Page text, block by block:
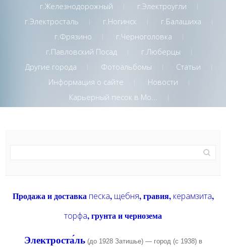
г.Железнодорожный
г.Электроугли
г.Электросталь
г.Ногинск
г.Балашиха
г.Фрязино
г.Черноголовка
г.Павловский Посад
г.Люберцы
Другие города
Фотоальбомы
Статьи
Информация о сайте
Новости
Карьерный песок в Мо...
Продажа и доставка песка, щебня, гравия, керамзита,
торфа, грунта и чернозема
Электроста́ль(до 1928Затишье) — город (с 1938) в